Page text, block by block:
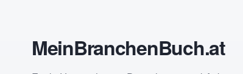
MeinBranchenBuch.at